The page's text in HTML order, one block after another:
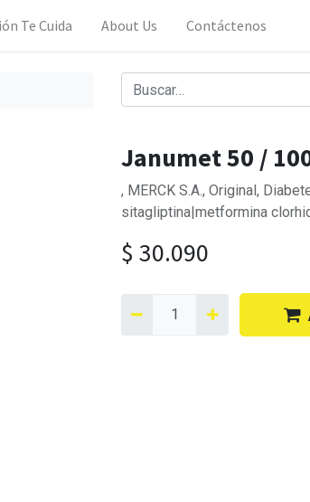
Te Cuida About Us Contáctenos
Janumet 50 /
, MERCK S.A., Original,
sitagliptina|metformina
$ 30.090